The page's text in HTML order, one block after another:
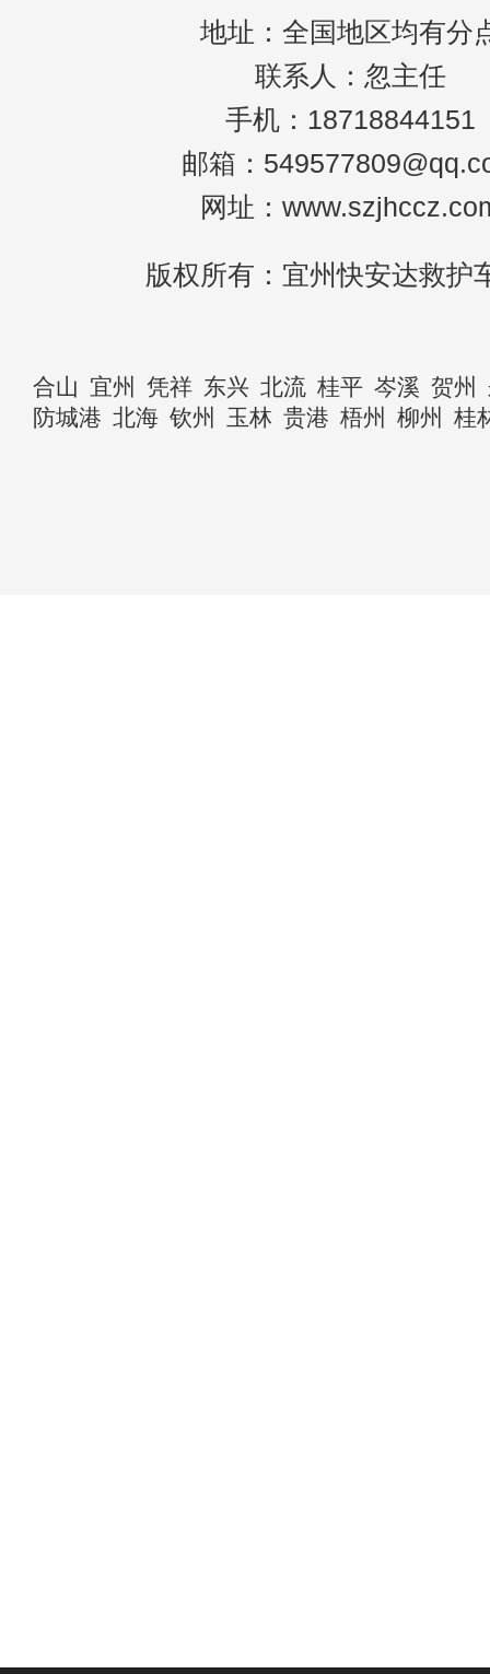
地址：全国地区均有分
联系人：忽主任
手机：18718844151
邮箱：
网址：
版权所有：宜州快安达救护
合山 宜州 凭祥 东兴 北流 桂平 岑溪 贺州
防城港 北海 钦州 玉林 贵港 梧州 柳州 桂